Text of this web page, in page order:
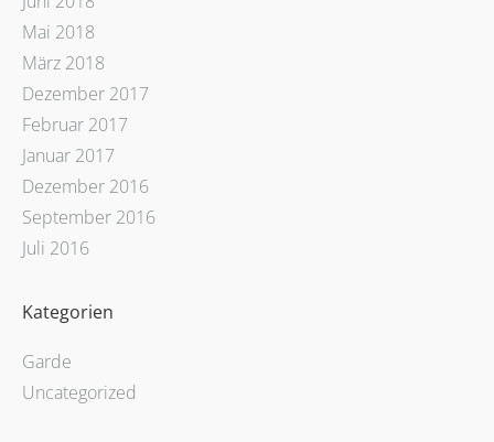
Mai 2018
März 2018
Dezember 2017
Februar 2017
Januar 2017
Dezember 2016
September 2016
Juli 2016
Kategorien
Garde
Uncategorized